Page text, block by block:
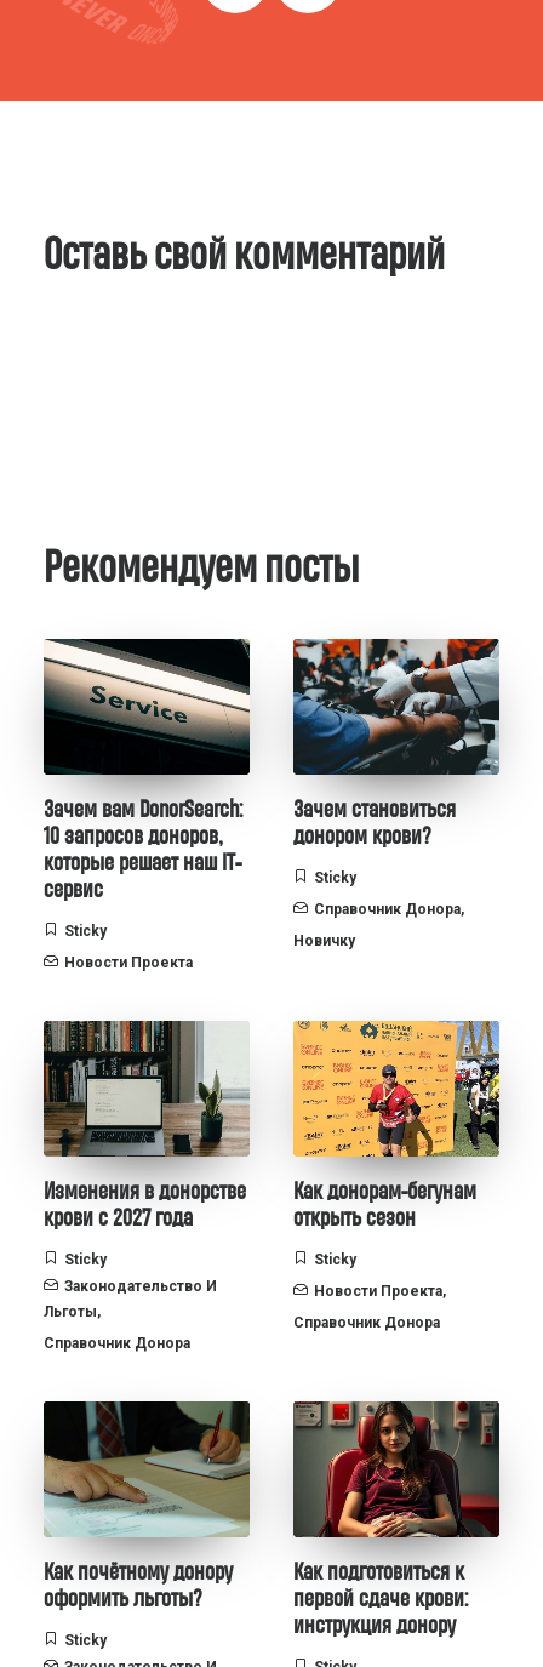
Оставь свой комментарий
Рекомендуем посты
Зачем вам DonorSearch:
10 запросов доноров,
которые решает наш IT-
сервис
Sticky
Новости Проекта
Зачем становиться
донором крови?
Sticky
Справочник Донора,
Новичку
Изменения в донорстве
крови с 2027 года
Sticky
Законодательство И
Льготы,
Справочник Донора
Как донорам-бегунам
открыть сезон
Sticky
Новости Проекта,
Справочник Донора
Как почётному донору
оформить льготы?
Sticky
Как подготовиться к
первой сдаче крови:
инструкция донору